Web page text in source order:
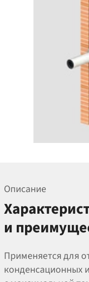
Описание
и
Применяется для
конденсационных